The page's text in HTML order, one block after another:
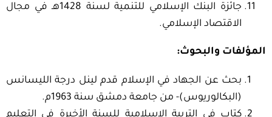
جائزة البنك الإسلامي للتنمية لسنة 1428هـ في مجال
الاقتصاد الإسلامي.
المؤلفات والبحوث:
بحث عن الجهاد في الإسلام قدم لينل درجة الليسانس
(البكالوريوس)- من جامعة دمشق سنة 1963م.